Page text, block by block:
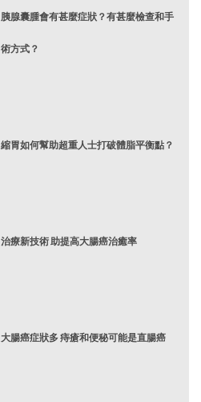
胰腺囊腫會有甚麼症狀？有甚麼檢查和手
術方式？
縮胃如何幫助超重人士打破體脂平衡點？
治療新技術 助提高大腸癌治癒率
大腸癌症狀多 痔瘡和便秘可能是直腸癌